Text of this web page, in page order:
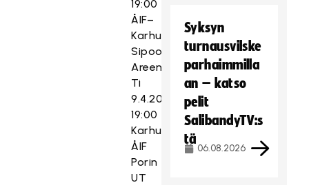
19:00
ÅIF–
Karhut
Sipoo
Areena
Ti
9.4.2019
19:00
Karhut–
ÅIF
Porin
UT
Syksyn
turnausvilske
parhaimmilla
an – katso
pelit
SalibandyTV:s
tä
06.08.2026